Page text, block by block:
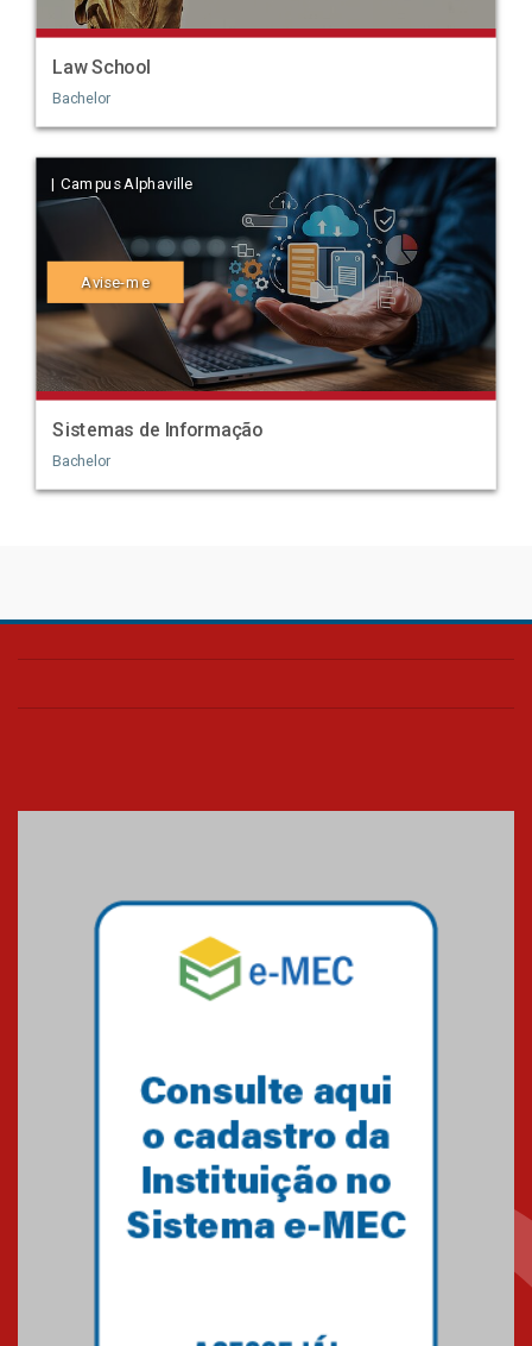
Law School
Bachelor
| Campus Alphaville
Avise-me
Sistemas de Informação
Bachelor